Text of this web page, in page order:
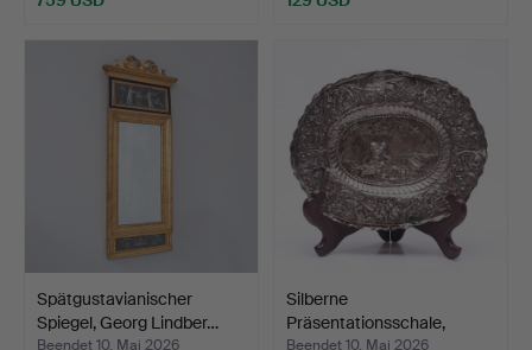
Spätgustavianischer
Spiegel, Georg Lindber…
Beendet 10. Mai 2026
Silberne
Präsentationsschale,
Beendet 10. Mai 2026